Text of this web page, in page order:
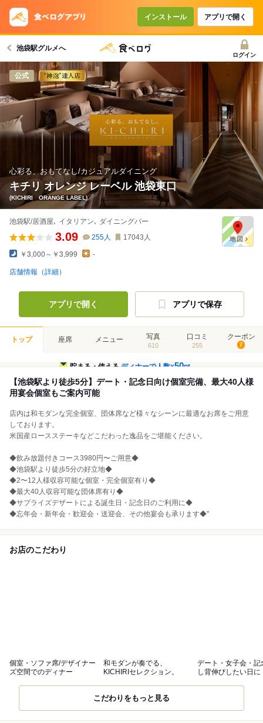
インストール アプリで開く
池袋駅グルメへ
ログイン
公式
心彩る、おもてなし/カジュアルダイニング
キチリ オレンジ レーベル 池袋東口
(KICHIRI ORANGE LABEL)
池袋駅/居酒屋､ イタリアン､ ダイニングバー
3.09 255人 17043 人
￥3,000～￥3,999 -
店舗情報（詳細）
アプリで開く アプリで保存
トップ 座席 メニュー 写真
610
口コミ
255
クーポン
7
貯まる・使えるディナーで人数×50pt
【池袋駅より徒歩5分】デート・記念日向け個室完備、最大40人様
用宴会個室もご案内可能
店内は和モダンな完全個室、団体席など様々なシーンに最適なお席をご用意
しております。
米国産ロースステーキなどこだわった逸品をご堪能ください。
◆飲み放題付きコース3980円〜ご用意◆
◆池袋駅より徒歩5分の好立地◆
◆2〜12人様収容可能な個室・完全個室有り◆
◆最大40人収容可能な団体席有り◆
◆サプライズデザートによる誕生日・記念日のご利用に◆
◆忘年会・新年会・歓迎会・送迎会、その他宴会も承ります◆"
お店のこだわり
個室・ソファ席/デザイナー
ズ空間でのディナー
和モダンが奏でる、
KICHIRIセレクション。
デート・女子会・記
し背伸びしたい日に
こだわりをもっと見る
コースで使えるクーポン
戻る
クーポンを利用せず予約する